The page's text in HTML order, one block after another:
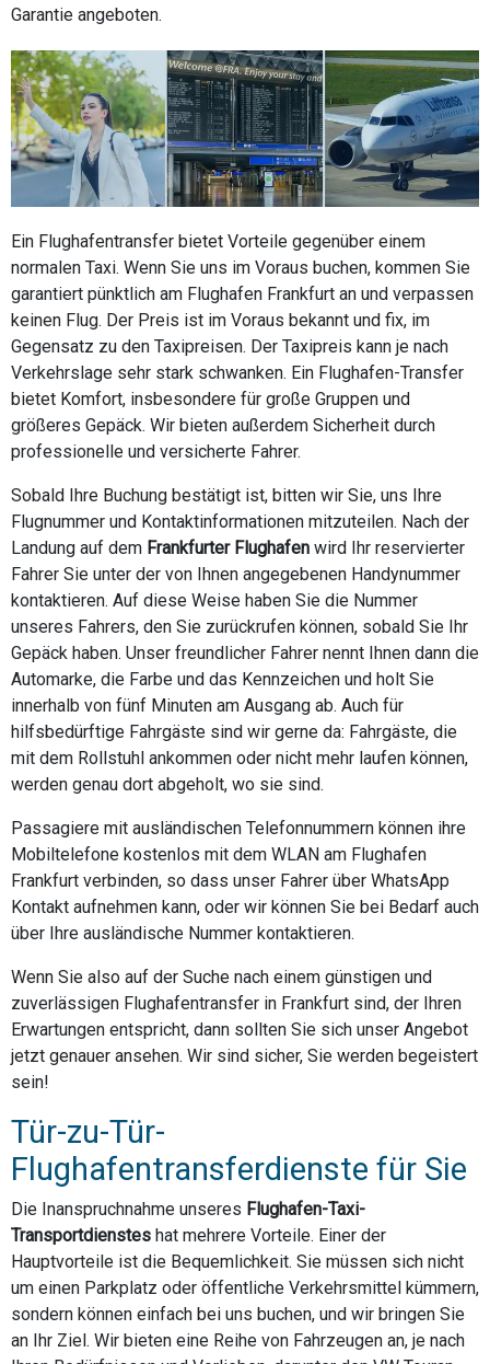
Garantie angeboten.
Ein Flughafentransfer bietet Vorteile gegenüber einem
normalen Taxi. Wenn Sie uns im Voraus buchen, kommen Sie
garantiert pünktlich am Flughafen Frankfurt an und verpassen
keinen Flug. Der Preis ist im Voraus bekannt und fix, im
Gegensatz zu den Taxipreisen. Der Taxipreis kann je nach
Verkehrslage sehr stark schwanken. Ein Flughafen-Transfer
bietet Komfort, insbesondere für große Gruppen und
größeres Gepäck. Wir bieten außerdem Sicherheit durch
professionelle und versicherte Fahrer.
Sobald Ihre Buchung bestätigt ist, bitten wir Sie, uns Ihre
Flugnummer und Kontaktinformationen mitzuteilen. Nach der
Landung auf dem Frankfurter Flughafen wird Ihr reservierter
Fahrer Sie unter der von Ihnen angegebenen Handynummer
kontaktieren. Auf diese Weise haben Sie die Nummer
unseres Fahrers, den Sie zurückrufen können, sobald Sie Ihr
Gepäck haben. Unser freundlicher Fahrer nennt Ihnen dann die
Automarke, die Farbe und das Kennzeichen und holt Sie
innerhalb von fünf Minuten am Ausgang ab. Auch für
hilfsbedürftige Fahrgäste sind wir gerne da: Fahrgäste, die
mit dem Rollstuhl ankommen oder nicht mehr laufen können,
werden genau dort abgeholt, wo sie sind.
Passagiere mit ausländischen Telefonnummern können ihre
Mobiltelefone kostenlos mit dem WLAN am Flughafen
Frankfurt verbinden, so dass unser Fahrer über WhatsApp
Kontakt aufnehmen kann, oder wir können Sie bei Bedarf auch
über Ihre ausländische Nummer kontaktieren.
Wenn Sie also auf der Suche nach einem günstigen und
zuverlässigen Flughafentransfer in Frankfurt sind, der Ihren
Erwartungen entspricht, dann sollten Sie sich unser Angebot
jetzt genauer ansehen. Wir sind sicher, Sie werden begeistert
sein!
Tür-zu-Tür-
Flughafentransferdienste für Sie
Die Inanspruchnahme unseres Flughafen-Taxi-
Transportdienstes hat mehrere Vorteile. Einer der
Hauptvorteile ist die Bequemlichkeit. Sie müssen sich nicht
um einen Parkplatz oder öffentliche Verkehrsmittel kümmern,
sondern können einfach bei uns buchen, und wir bringen Sie
an Ihr Ziel. Wir bieten eine Reihe von Fahrzeugen an, je nach